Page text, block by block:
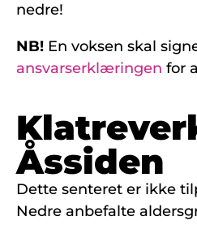
nedre!
NB! En voksen skal
ansvarserklæringen for
Åssiden
Dette senteret er ikke
Nedre anbefalte